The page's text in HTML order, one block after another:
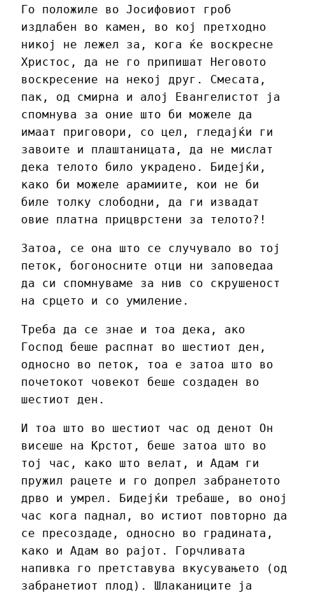
Го положиле во Јосифовиот гроб
издлабен во камен, во кој претходно
никој не лежел за, кога ќе воскресне
Христос, да не го припишат Неговото
воскресение на некој друг. Смесата,
пак, од смирна и алој Евангелистот ја
спомнува за оние што би можеле да
имаат приговори, со цел, гледајќи ги
завоите и плаштаницата, да не мислат
дека телото било украдено. Бидејќи,
како би можеле арамиите, кои не би
биле толку слободни, да ги извадат
овие платна прицврстени за телото?!
Затоа, се она што се случувало во тој
петок, богоносните отци ни заповедаа
да си спомнуваме за нив со скрушеност
на срцето и со умиление.
Треба да се знае и тоа дека, ако
Господ беше распнат во шестиот ден,
односно во петок, тоа е затоа што во
почетокот човекот беше создаден во
шестиот ден.
И тоа што во шестиот час од денот Он
висеше на Крстот, беше затоа што во
тој час, како што велат, и Адам ги
пружил рацете и го допрел забранетото
дрво и умрел. Бидејќи требаше, во оној
час кога паднал, во истиот повторно да
се пресоздаде, односно во градината,
како и Адам во рајот. Горчливата
напивка го претставува вкусувањето (од
забранетиот плод). Шлаканиците ја